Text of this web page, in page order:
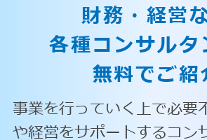
財務・経営
各種コンサルタ
無料でご紹
事業を行っていく上で必要
や経営をサポートするコン